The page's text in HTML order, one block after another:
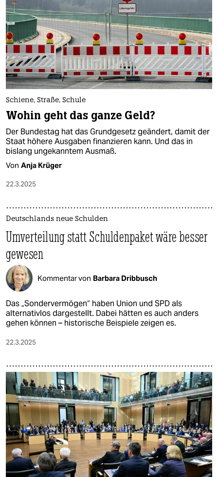
Schiene, Straße, Schule
Wohin geht das ganze Geld?
Der Bundestag hat das Grundgesetz geändert, damit der
Staat höhere Ausgaben finanzieren kann. Und das in
bislang ungekanntem Ausmaß.
Von Anja Krüger
22.3.2025
Deutschlands neue Schulden
Umverteilung statt Schuldenpaket wäre besser
gewesen
Kommentar von Barbara Dribbusch
Das „Sondervermögen“ haben Union und SPD als
alternativlos dargestellt. Dabei hätten es auch anders
gehen können – historische Beispiele zeigen es.
22.3.2025